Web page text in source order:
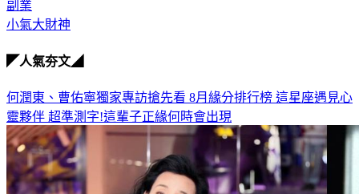
副業
小氣大財神
◤人氣夯文◢
何潤東、曹佑寧獨家專訪搶先看 8月緣分排行榜 這星座遇見心
靈夥伴 超準測字!這輩子正緣何時會出現